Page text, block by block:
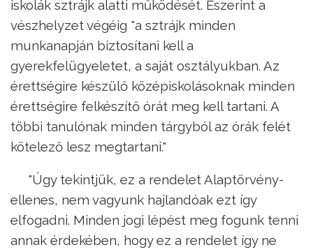
iskolák sztrájk alatti működését. Eszerint a
vészhelyzet végéig "a sztrájk minden
munkanapján biztosítani kell a
gyerekfelügyeletet, a saját osztályukban. Az
érettségire készülő középiskolásoknak minden
érettségire felkészítő órát meg kell tartani. A
többi tanulónak minden tárgyból az órák felét
kötelező lesz megtartani."
"Úgy tekintjük, ez a rendelet Alaptörvény-
ellenes, nem vagyunk hajlandóak ezt így
elfogadni. Minden jogi lépést meg fogunk tenni
annak érdekében, hogy ez a rendelet így ne